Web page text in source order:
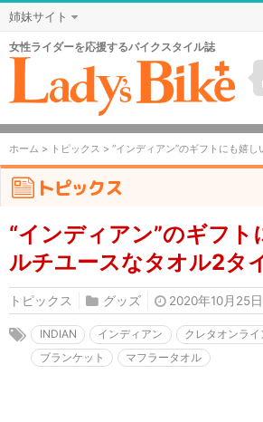
姉妹サイト
女性ライダーを応援するバイクスタイル誌
ホーム > トピックス > “インディアン”のギフトにも嬉しいマル
トピックス
“インディアン”のギフト
ルチユースなタオル2タ
トピックス グッズ 2020年10月25日
INDIAN インディアン クレタオンラ
ブランケット
マフラータオル